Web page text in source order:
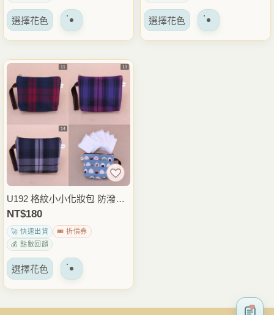
擇
擇
選擇花色 該
有
多
種
變
可
以
在
產
頁
上
擇
選擇花色 該
U192 格紋小小化妝包 防潑水
生理包 衛生棉收納包 小物收
納袋 隨身迷你包 雨朵防水包
NT$180
🚀 快速出貨
🎟️ 折價券
💰 點數回饋
選擇花色 該
有